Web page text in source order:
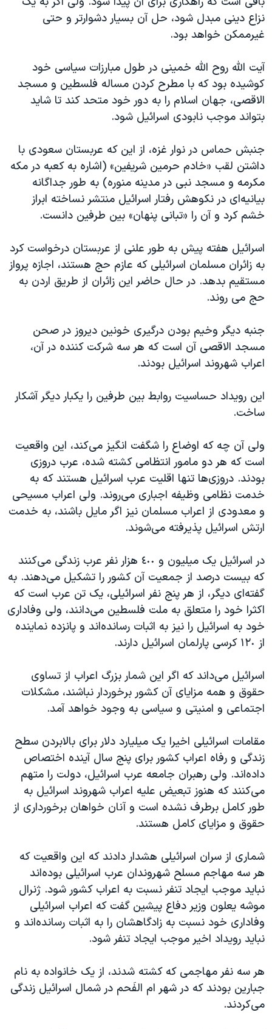
نزاع دینی مبدل شود، حل آن بسیار دشوارتر و حتی
غیرممکن خواهد بود.
آیت الله روح الله خمینی در طول مبارزات سیاسی خود
کوشیده بود که با مطرح کردن مساله فلسطین و مسجد
الاقصی، جهان اسلام را به دور خود متحد کند تا شاید
بتواند موجب نابودی اسرائیل شود.
جنبش حماس در نوار غزه، از این که عربستان سعودی با
داشتن لقب «خادم حرمین شریفین» (اشاره به کعبه در مکه
مکرمه و مسجد نبی در مدینه منوره) به طور جداگانه
بیانیه‌ای در نکوهش رفتار اسرائیل منتشر نساخته ابراز
خشم کرد و آن را «تبانی پنهان» بین طرفین دانست.
اسرائیل هفته پیش به طور علنی از عربستان درخواست کرد
به زائران مسلمان اسرائیلی که عازم حج هستند، اجازه پرواز
مستقیم بدهد. در حال حاضر این زائران از طریق اردن به
حج می روند.
جنبه دیگر وخیم بودن درگیری خونین دیروز در صحن
مسجد الاقصی آن است که هر سه شرکت کننده در آن،
اعراب شهروند اسرائیل بودند.
این رویداد حساسیت روابط بین طرفین را یکبار دیگر آشکار
ساخت.
ولی آن چه که اوضاع را شگفت انگیز می‌کند، این واقعیت
است که هر دو مامور انتظامی کشته شده، عرب دروزی
بودند. دروزی‌ها تنها اقلیت عرب اسرائیل هستند که به
خدمت نظامی وظیفه اجباری می‌روند. ولی اعراب مسیحی
و معدودی از اعراب مسلمان نیز اگر مایل باشند، به خدمت
ارتش اسرائیل پذیرفته می‌شوند.
در اسرائیل یک میلیون و ٤٠٠ هزار نفر عرب زندگی می‌کنند
که بیست درصد از جمعیت آن کشور را تشکیل می‌دهند. به
گفته‌ای دیگر، از هر پنج نفر اسرائیلی، یک تن عرب است که
اکثرا خود را متعلق به ملت فلسطین می‌دانند، ولی وفاداری
خود به اسرائیل را نیز به اثبات رسانده‌اند و پانزده نماینده
از ١٢٠ کرسی پارلمان اسرائیل دارند.
اسرائیل می‌داند که اگر این شمار بزرگ اعراب از تساوی
حقوق و همه مزایای آن کشور برخوردار نباشند، مشکلات
اجتماعی و امنیتی و سیاسی به وجود خواهد آمد.
مقامات اسرائیلی اخیرا یک میلیارد دلار برای بالابردن سطح
زندگی و رفاه اعراب کشور برای پنج سال آینده اختصاص
داده‌اند. ولی رهبران جامعه عرب اسرائیل، دولت را متهم
می‌كنند که هنوز تبعیض علیه اعراب شهروند اسرائیل به
طور کامل برطرف نشده است و آنان خواهان برخورداری از
حقوق و مزایای کامل هستند.
شماری از سران اسرائیلی هشدار دادند که این واقعیت که
هر سه مهاجم مسلح شهروندان عرب اسرائیلی بوده‌اند
نباید موجب ایجاد تنفر نسبت به اعراب کشور شود. ژنرال
موشه یعلون وزیر دفاع پیشین گفت که اعراب اسرائیلی
وفاداری خود نسبت به زادگاهشان را به اثبات رسانده‌اند و
نباید رویداد اخیر موجب ایجاد تنفر شود.
هر سه نفر مهاجمی که کشته شدند، از یک خانواده به نام
جبارین بودند که در شهر ام الفَحم در شمال اسرائیل زندگی
می‌کردند.